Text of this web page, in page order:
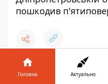
пошкодив
👍 ♥
Головна Актуально